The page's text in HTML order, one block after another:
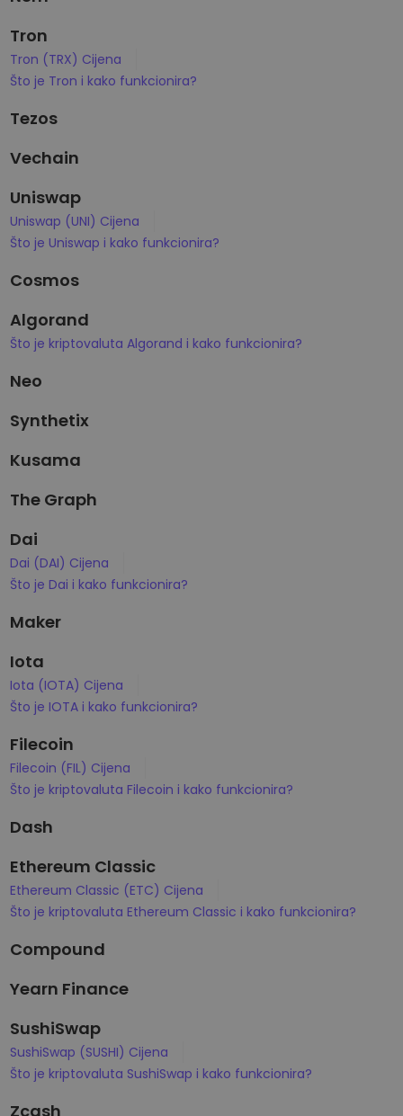
Tron
Tron (TRX) Cijena
Što je Tron i kako funkcionira?
Tezos
Vechain
Uniswap
Uniswap (UNI) Cijena
Što je Uniswap i kako funkcionira?
Cosmos
Algorand
Što je kriptovaluta Algorand i kako funkcionira?
Neo
Synthetix
Kusama
The Graph
Dai
Dai (DAI) Cijena
Što je Dai i kako funkcionira?
Maker
Iota
Iota (IOTA) Cijena
Što je IOTA i kako funkcionira?
Filecoin
Filecoin (FIL) Cijena
Što je kriptovaluta Filecoin i kako funkcionira?
Dash
Ethereum Classic
Ethereum Classic (ETC) Cijena
Što je kriptovaluta Ethereum Classic i kako funkcionira?
Compound
Yearn Finance
SushiSwap
SushiSwap (SUSHI) Cijena
Što je kriptovaluta SushiSwap i kako funkcionira?
Zcash